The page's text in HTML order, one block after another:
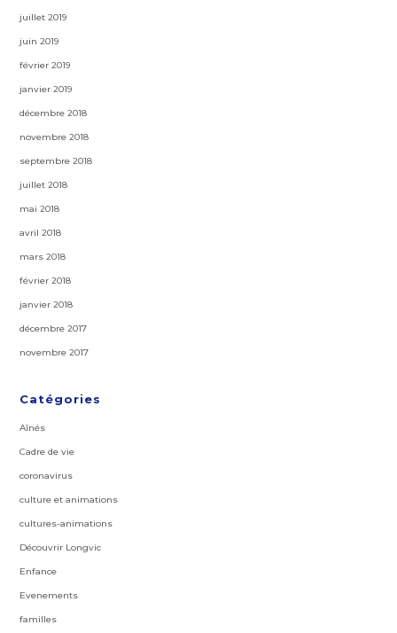
juillet 2019
juin 2019
février 2019
janvier 2019
décembre 2018
novembre 2018
septembre 2018
juillet 2018
mai 2018
avril 2018
mars 2018
février 2018
janvier 2018
décembre 2017
novembre 2017
Catégories
Aînés
Cadre de vie
coronavirus
culture et animations
cultures-animations
Découvrir Longvic
Enfance
Evenements
familles